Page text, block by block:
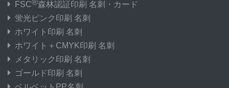
FSC®森林認証印刷 名刺・カード
蛍光ピンク印刷 名刺
ホワイト印刷 名刺
ホワイト＋CMYK印刷 名刺
メタリック印刷 名刺
ゴールド印刷 名刺